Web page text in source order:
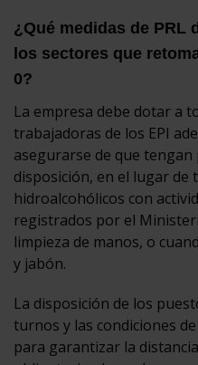
¿Qué medidas de PRL
los sectores que
0?
La empresa debe dotar a
trabajadoras de los EPI
asegurarse de que
disposición, en el lugar de
hidroalcohólicos con
registrados por el
limpieza de manos, o
y jabón.
La disposición de los
turnos y las condiciones
para garantizar la